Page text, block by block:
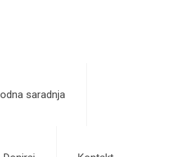
saradnja